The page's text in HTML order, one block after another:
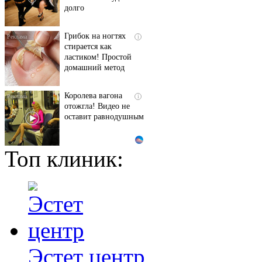
долго
i
Грибок на ногтях
стирается как
ластиком! Простой
домашний метод
i
Королева вагона
отожгла! Видео не
оставит равнодушным
Ржу не переставая, это
видео пересмотришь
За 5 дней исчезнет
застарелый грибок:
Топ клиник:
Эстет центр